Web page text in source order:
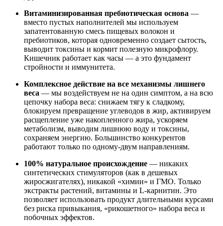
Витаминизированная пребиотическая основа —
вместо пустых наполнителей мы используем
запатентованную смесь пищевых волокон и
пребиотиков, которая одновременно создает сытость,
выводит токсины и кормит полезную микрофлору.
Кишечник работает как часы — а это фундамент
стройности и иммунитета.
Комплексное действие на все механизмы лишнего
веса — мы воздействуем не на один симптом, а на всю
цепочку набора веса: снижаем тягу к сладкому,
блокируем превращение углеводов в жир, активируем
расщепление уже накопленного жира, ускоряем
метаболизм, выводим лишнюю воду и токсины,
сохраняем энергию. Большинство конкурентов
работают только по одному-двум направлениям.
100% натуральное происхождение — никаких
синтетических стимуляторов (как в дешевых
жиросжигателях), никакой «химии» и ГМО. Только
экстракты растений, витамины и L-карнитин. Это
позволяет использовать продукт длительными курсами
без риска привыкания, «рикошетного» набора веса и
побочных эффектов.